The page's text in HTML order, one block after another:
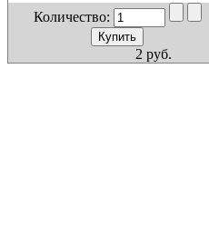
Количество:
2 руб.